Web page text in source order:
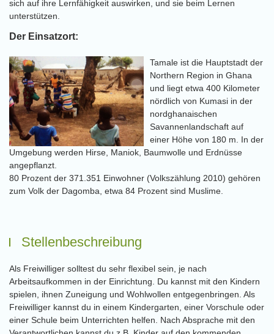
sich auf ihre Lernfähigkeit auswirken, und sie beim Lernen
unterstützen.
Der Einsatzort:
Tamale ist die Hauptstadt der
Northern Region in Ghana
und liegt etwa 400 Kilometer
nördlich von Kumasi in der
nordghanaischen
Savannenlandschaft auf
einer Höhe von 180 m. In der
Umgebung werden Hirse, Maniok, Baumwolle und Erdnüsse
angepflanzt.
80 Prozent der 371.351 Einwohner (Volkszählung 2010) gehören
zum Volk der Dagomba, etwa 84 Prozent sind Muslime.
Stellenbeschreibung
Als Freiwilliger solltest du sehr flexibel sein, je nach
Arbeitsaufkommen in der Einrichtung. Du kannst mit den Kindern
spielen, ihnen Zuneigung und Wohlwollen entgegenbringen. Als
Freiwilliger kannst du in einem Kindergarten, einer Vorschule oder
einer Schule beim Unterrichten helfen. Nach Absprache mit den